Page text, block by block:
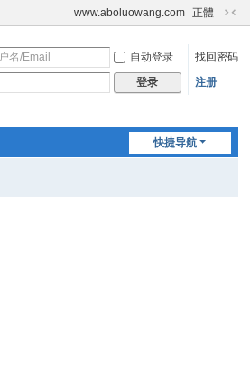
www.aboluowang.com 正體
切
到
自动登录
找回密码
登录 注册
快捷导航